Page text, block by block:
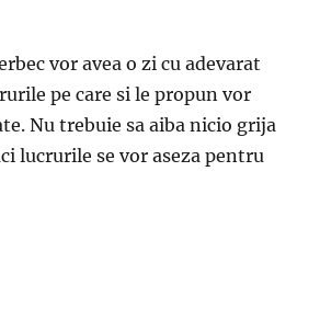
vor avea o zi cu adevarat
pe care si le propun vor
Nu trebuie sa aiba nicio grija
lucrurile se vor aseza pentru